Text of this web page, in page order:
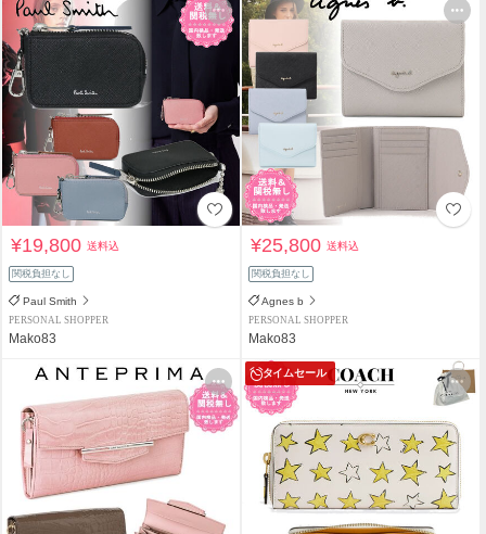
¥19,800送料込
関税負担なし
Paul Smith
PERSONAL SHOPPER
Mako83
¥25,800送料込
関税負担なし
Agnes b
PERSONAL SHOPPER
Mako83
タイムセール